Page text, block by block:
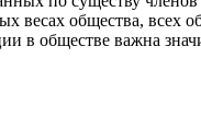
весах общества, всех
в обществе важна